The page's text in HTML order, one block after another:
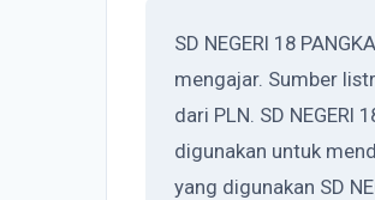
SD NEGERI 18
mengajar. Sumber
dari PLN. SD NEGERI
digunakan untuk
yang digunakan SD